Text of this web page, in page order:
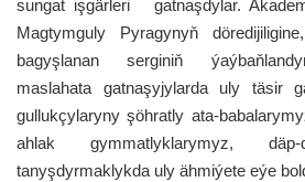
sungat işgärleri gatnaşdylar.
Magtymguly Pyragynyň
bagyşlanan serginiň
maslahata gatnaşyjylarda uly täsir
gullukçylaryny şöhratly ata-
ahlak gymmatlyklarymyz, däp-
tanyşdyrmaklykda uly ähmiýete eýe